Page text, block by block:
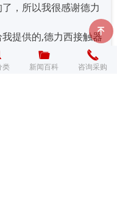
，所以我很感谢德力
提供的,德力西接触器
的配送服务。
类
끆
新闻百科
끅
咨询采购
녠